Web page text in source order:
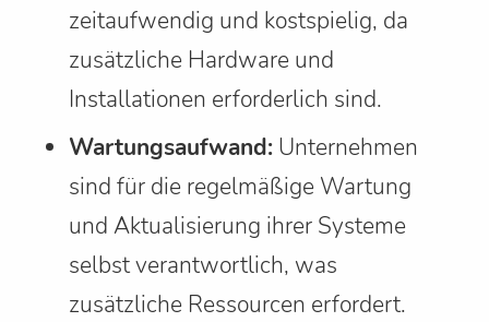
zeitaufwendig und kostspielig, da
zusätzliche Hardware und
Installationen erforderlich sind.
Wartungsaufwand: Unternehmen
sind für die regelmäßige Wartung
und Aktualisierung ihrer Systeme
selbst verantwortlich, was
zusätzliche Ressourcen erfordert.